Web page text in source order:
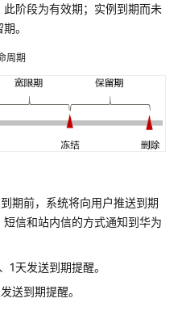
阶段为有效期；实例到期而未
。
周期
期前，系统将向用户推送到期
信和站内信的方式通知到华为
天发送到期提醒。
送到期提醒。